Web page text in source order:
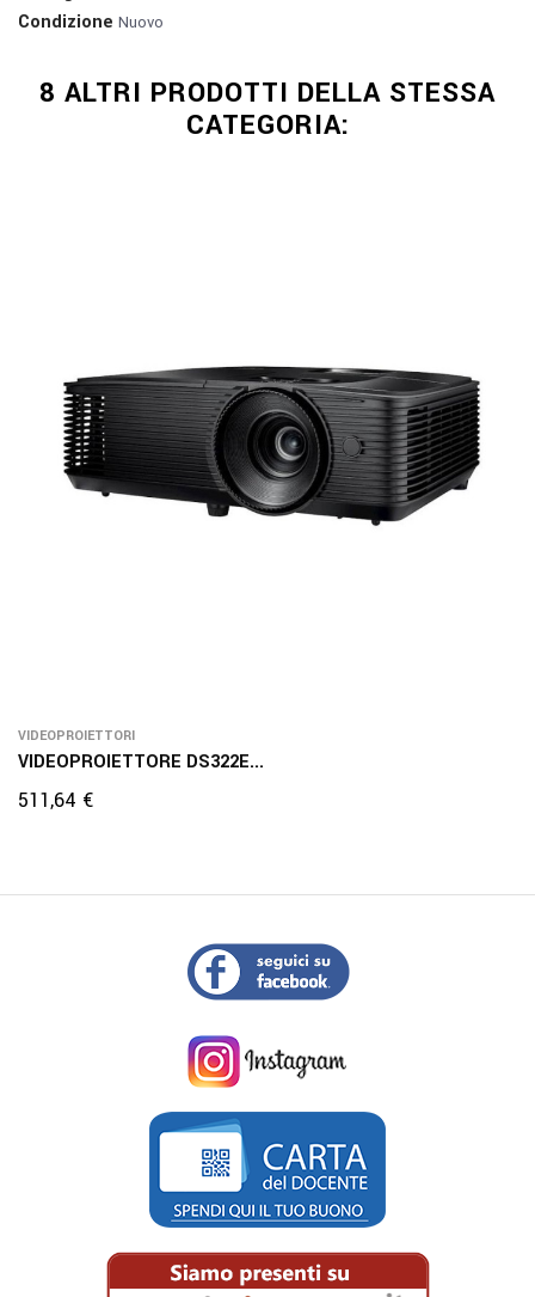
Condizione Nuovo
8 ALTRI PRODOTTI DELLA STESSA
CATEGORIA:
VIDEOPROIETTORI
VIDEOPROIETTORE DS322E...
Prezzo
511,64 €